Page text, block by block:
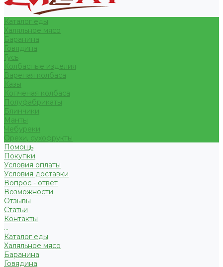
Каталог еды
Халяльное мясо
Баранина
Говядина
Гусь
Колбасные изделия
Вареная колбаса
Казы
Копченая колбаса
Полуфабрикаты
Блинчики
Манты
Чебуреки
Орехи, сухофрукты
Помощь
Покупки
Условия оплаты
Условия доставки
Вопрос - ответ
Возможности
Отзывы
Статьи
Контакты
...
Каталог еды
Халяльное мясо
Баранина
Говядина